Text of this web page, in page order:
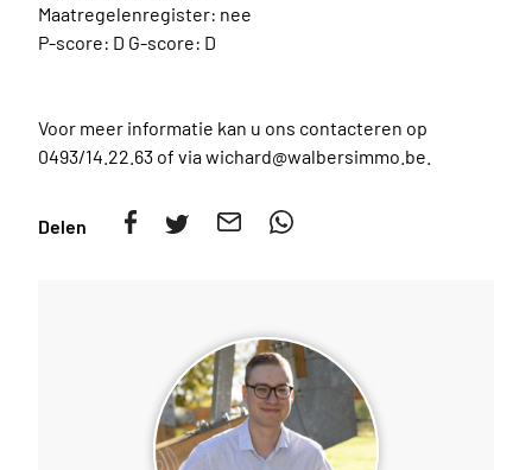
Maatregelenregister: nee
P-score: D G-score: D
Voor meer informatie kan u ons contacteren op
0493/14.22.63 of via wichard@walbersimmo.be.
Delen